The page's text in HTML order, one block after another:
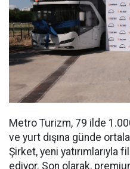
Metro Turizm, 79 ilde
ve yurt dışına günde
Şirket, yeni
ediyor. Son olarak,